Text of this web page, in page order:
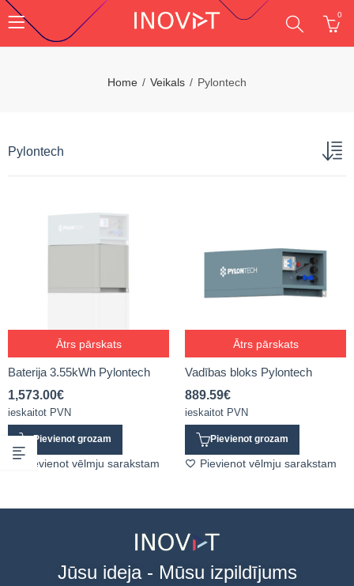
0
Home Veikals Pylontech
Pylontech
Ātrs pārskats
Baterija 3.55kWh Pylontech
1,573.00€
ieskaitot PVN
Pievienot grozam
Pievienot vēlmju sarakstam
Ātrs pārskats
Vadības bloks Pylontech
889.59€
ieskaitot PVN
Pievienot grozam
Pievienot vēlmju sarakstam
Jūsu ideja - Mūsu izpildījums